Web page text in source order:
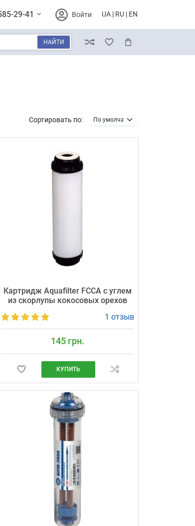
29-41 Войти UA RU EN
НАЙТИ СравнениеИзбранноеКорзина
Сортировать по:
Картридж Aquafilter FCCA с углем
из скорлупы кокосовых орехов
1 отзыв
145 грн.
КУПИТЬ